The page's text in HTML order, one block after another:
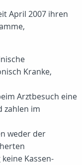
April 2007 ihren
Kranke,
Arztbesuch eine
zahlen im
weder der
Kassen-